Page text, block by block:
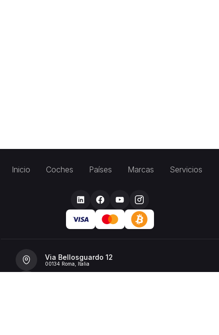
Inicio Coches Países Marcas Servicios
Via Bellosguardo 12
00134 Roma, Italia